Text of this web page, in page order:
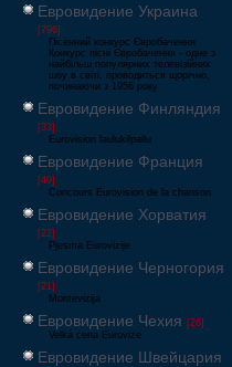
Евровидение Украина
[796]
Пісенний конкурс Євробачення
Конкурс пісні Євробачення - одне з
найбільш популярних телевізійних
шоу в світі, проводиться щорічно,
починаючи з 1956 року
Евровидение Финляндия
[33]
Eurovision laulukilpailu
Евровидение Франция
[49]
Concours Eurovision de la chanson
Евровидение Хорватия
[22]
Pjesma Eurovizije
Евровидение Черногория
[21]
Montevizija
Евровидение Чехия [26]
Velká cena Eurovize
Евровидение Швейцария